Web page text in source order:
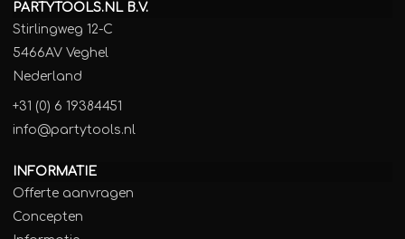
PARTYTOOLS.NL B.V.
Stirlingweg 12-C
5466AV Veghel
Nederland
+31 (0) 6 19384451
info@partytools.nl
INFORMATIE
Offerte aanvragen
Concepten